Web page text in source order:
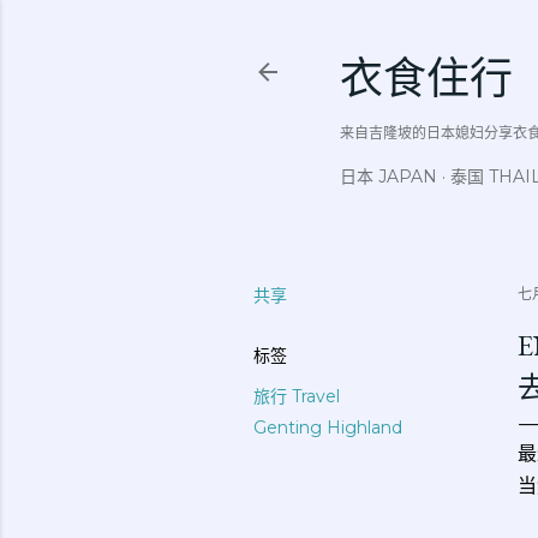
衣食住行
来自吉隆坡的日本媳妇分享
日本 JAPAN 泰国
共享
标签
旅行 Travel
Genting Highland
七